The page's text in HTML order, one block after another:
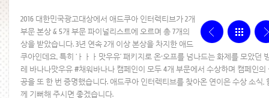
2016 대한민국광고대상에서 애드쿠아 인터렉티브가 2개
부문 본상 & 5개 부문 파이널리스트에 오르며 총 7개의
상을 받았습니다. 3년 연속 2개 이상 본상을 차지한 애드
쿠아인데요, 특히 ‘ㅏㅏㅏ맛우유’ 패키지로 온·오프를 넘나드는 화제를 모았던
레 바나나맛우유 #채워바나나 캠페인이 모두 4개 부문에서 수상하며 캠페인의
공을 또 한 번 증명했습니다. 애드쿠아 인터렉티브를 찾아온 연이은 수상 소식,
께 기뻐해 주시면 좋겠습니다.